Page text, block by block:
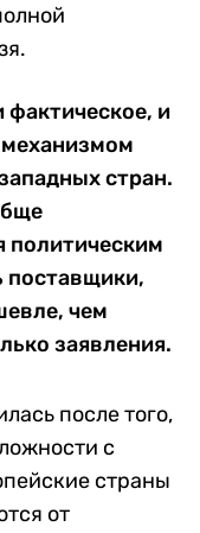
и
стран.
политическим
поставщики,
чем
заявления.
после того,
с
страны
от